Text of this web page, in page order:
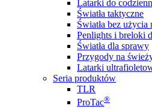
Latarki do
Światła taktyczne
Światła bez użycia
Penlights i breloki
Światła dla sprawy
Przygody na
Latarki
Seria produktów
TLR
ProTac®